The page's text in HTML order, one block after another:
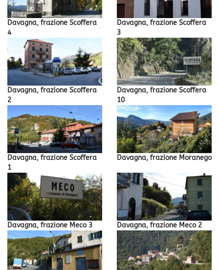
Davagna, frazione Scoffera
4
Davagna, frazione Scoffera
3
Davagna, frazione Scoffera
2
Davagna, frazione Scoffera
10
Davagna, frazione Scoffera
1
Davagna, frazione Moranego
Davagna, frazione Meco 3 Davagna, frazione Meco 2